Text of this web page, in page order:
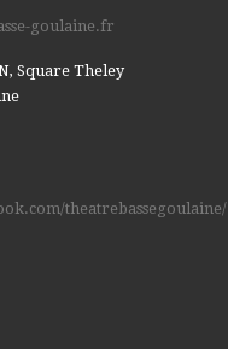
goulaine.fr
Square Theley
theatrebassegoulaine/